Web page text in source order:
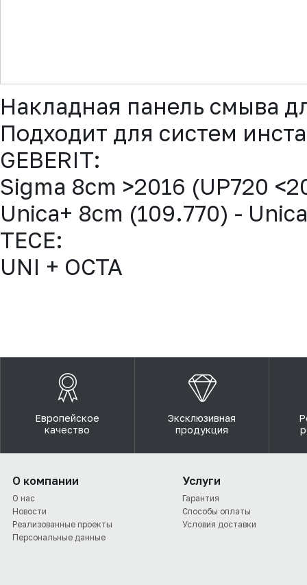
Накладная панель смыва
Подходит для систем
GEBERIT:
Sigma 8cm >2016 (UP720
Unica+ 8cm (109.770) -
TECE:
UNI + OCTA
Европейское
качество
Эксклюзивная
продукция
О компании
О нас
Новости
Реализованные проекты
Персональные данные
Услуги
Гарантия
Способы оплаты
Условия доставки